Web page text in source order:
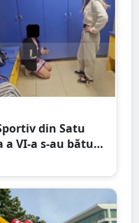
din Satu
a VI-a s-au bătut,